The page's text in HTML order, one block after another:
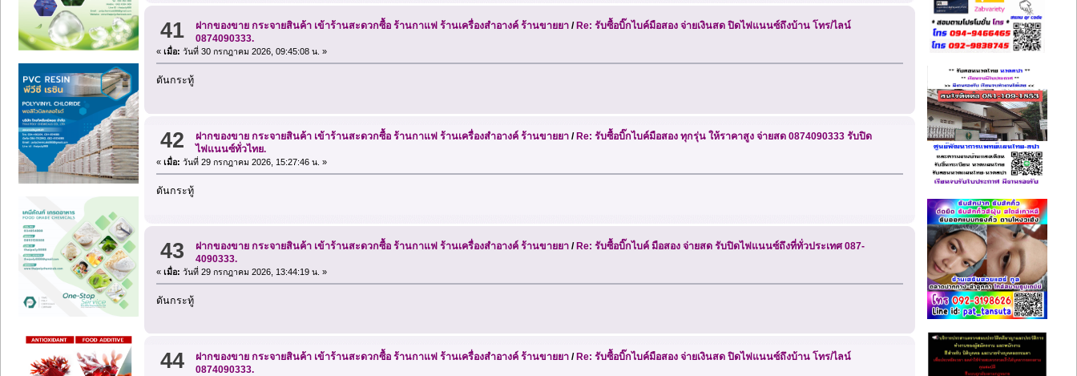
41 ฝากของขาย กระจายสินค้า เข้าร้านสะดวกซื้อ ร้านกาแฟ ร้านเครื่องสำอางค์ ร้านขายยา / Re: รับซื้อบิ๊กไบค์มือสอง จ่ายเงินสด ปิดไฟแนนซ์ถึงบ้าน โทร/ไลน์
0874090333.
« เมื่อ: วันที่ 30 กรกฎาคม 2026, 09:45:08 น. »
ดันกระทู้
42 ฝากของขาย กระจายสินค้า เข้าร้านสะดวกซื้อ ร้านกาแฟ ร้านเครื่องสำอางค์ ร้านขายยา /Re: รับซื้อบิ๊กไบค์มือสอง ทุกรุ่น ให้ราคาสูง จ่ายสด 0874090333 รับปิด
ไฟแนนซ์ทั่วไทย.
« เมื่อ: วันที่ 29 กรกฎาคม 2026, 15:27:46 น. »
ดันกระทู้
43 ฝากของขาย กระจายสินค้า เข้าร้านสะดวกซื้อ ร้านกาแฟ ร้านเครื่องสำอางค์ ร้านขายยา / Re: รับซื้อบิ๊กไบค์ มือสอง จ่ายสด รับปิดไฟแนนซ์ถึงที่ทั่วประเทศ 087-
4090333.
« เมื่อ: วันที่ 29 กรกฎาคม 2026, 13:44:19 น. »
ดันกระทู้
44 ฝากของขาย กระจายสินค้า เข้าร้านสะดวกซื้อ ร้านกาแฟ ร้านเครื่องสำอางค์ ร้านขายยา /Re: รับซื้อบิ๊กไบค์มือสอง จ่ายเงินสด ปิดไฟแนนซ์ถึงบ้าน โทร/ไลน์
0874090333.